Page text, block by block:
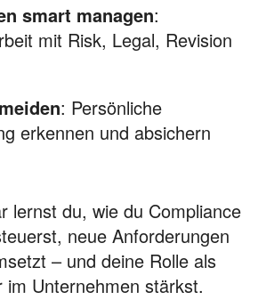
smart managen:
mit Risk, Legal, Revision
: Persönliche
erkennen und absichern
lernst du, wie du Compliance
neue Anforderungen
– und deine Rolle als
im Unternehmen stärkst.